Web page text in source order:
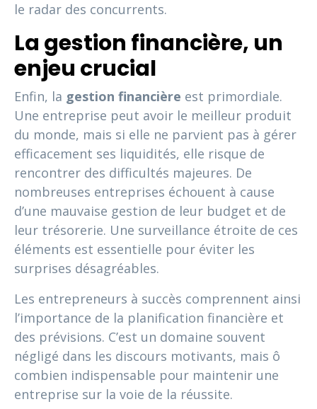
le radar des concurrents.
La gestion financière, un
enjeu crucial
Enfin, la gestion financière est primordiale.
Une entreprise peut avoir le meilleur produit
du monde, mais si elle ne parvient pas à gérer
efficacement ses liquidités, elle risque de
rencontrer des difficultés majeures. De
nombreuses entreprises échouent à cause
d’une mauvaise gestion de leur budget et de
leur trésorerie. Une surveillance étroite de ces
éléments est essentielle pour éviter les
surprises désagréables.
Les entrepreneurs à succès comprennent ainsi
l’importance de la planification financière et
des prévisions. C’est un domaine souvent
négligé dans les discours motivants, mais ô
combien indispensable pour maintenir une
entreprise sur la voie de la réussite.